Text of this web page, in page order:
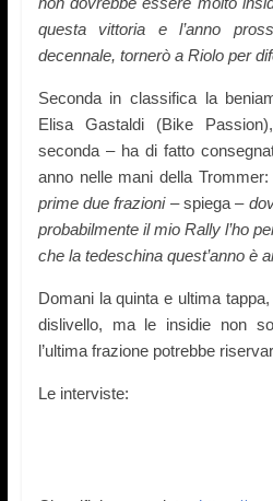
questa vittoria e l’anno
decennale, tornerò a Riolo per
Seconda in classifica la
Elisa Gastaldi (Bike
seconda – ha di fatto
anno nelle mani della Trommer:
prime due frazioni– spiega –
probabilmente il mio Rally l’ho
che la tedeschina quest’anno è
Domani la quinta e ultima
dislivello, ma le insidie non
l’ultima frazione potrebbe
Le interviste: